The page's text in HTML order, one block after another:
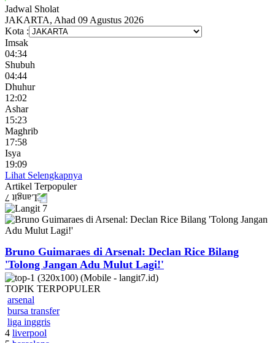
Jadwal Sholat
JAKARTA, Ahad 09 Agustus 2026
Kota :
Imsak
04:34
Shubuh
04:44
Dhuhur
12:02
Ashar
15:23
Maghrib
17:58
Isya
19:09
Lihat Selengkapnya
Artikel Terpopuler
Bruno Guimaraes di Arsenal: Declan Rice Bilang
'Tolong Jangan Adu Mulut Lagi!'
TOPIK TERPOPULER
arsenal
bursa transfer
liga inggris
4 liverpool